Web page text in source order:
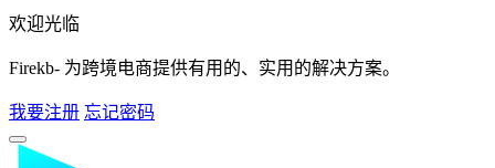
欢迎光临
Firekb- 为跨境电商提供有用的、实用的解决方案。
我要注册 忘记密码